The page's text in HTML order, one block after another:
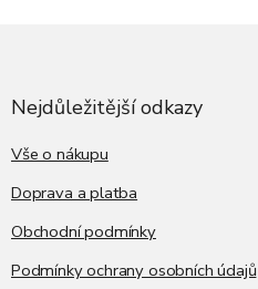
Nejdůležitější odkazy
Vše o nákupu
Doprava a platba
Obchodní podmínky
Podmínky ochrany osobních údajů